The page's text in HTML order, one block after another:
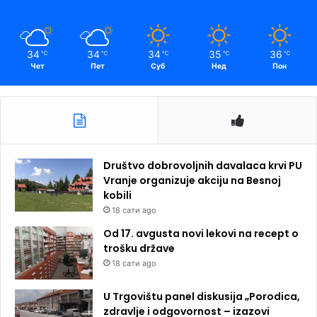
34 ℃
Чет
34 ℃
Пет
34 ℃
Суб
35 ℃
Нед
36 ℃
Пон
Društvo dobrovoljnih davalaca krvi PU
Vranje organizuje akciju na Besnoj
kobili
18 сати ago
Od 17. avgusta novi lekovi na recept o
trošku države
18 сати ago
U Trgovištu panel diskusija „Porodica,
zdravlje i odgovornost – izazovi